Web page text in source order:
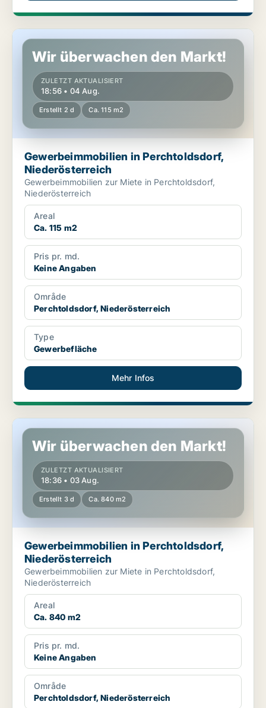
Gewerbeimmobilien in Perchtoldsdorf, Niederösterreich
Wir überwachen den Markt!
ZULETZT AKTUALISIERT
18:56 • 04 Aug.
Erstellt 2 d Ca. 115 m2
Gewerbeimmobilien in Perchtoldsdorf,
Niederösterreich
Gewerbeimmobilien zur Miete in Perchtoldsdorf,
Niederösterreich
Areal
Ca. 115 m2
Pris pr. md.
Keine Angaben
Område
Perchtoldsdorf, Niederösterreich
Type
Gewerbefläche
Mehr Infos
Gewerbeimmobilien in Perchtoldsdorf, Niederösterreich
Wir überwachen den Markt!
ZULETZT AKTUALISIERT
18:36 • 03 Aug.
Erstellt 3 d Ca. 840 m2
Gewerbeimmobilien in Perchtoldsdorf,
Niederösterreich
Gewerbeimmobilien zur Miete in Perchtoldsdorf,
Niederösterreich
Areal
Ca. 840 m2
Pris pr. md.
Keine Angaben
Område
Perchtoldsdorf, Niederösterreich